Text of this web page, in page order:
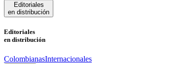
Editoriales
en distribución
Editoriales
en distribución
ColombianasInternacionales